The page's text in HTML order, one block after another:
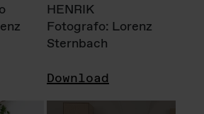
HENRIK
Fotografo: Lorenz
Sternbach
Download